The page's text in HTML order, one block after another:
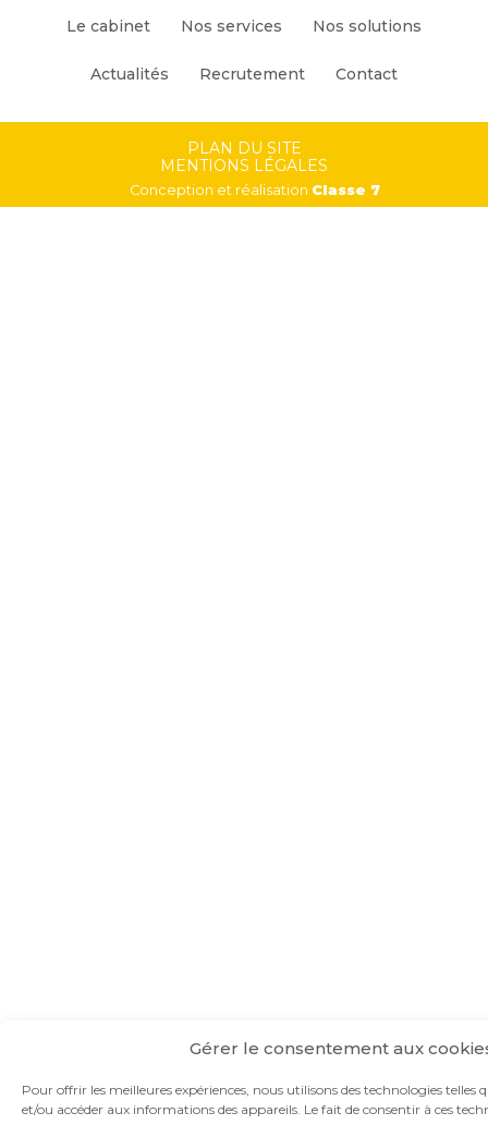
Gérer le consentement aux
Pour offrir les meilleures expériences, nous utilisons des technologies telles
et/ou accéder aux informations des appareils. Le fait de consentir à ces
FooterLe cabinet Nos services Nos solutions
Actualités Recrutement Contact
PLAN DU SITE
MENTIONS LÉGALES
Conception et réalisation Classe 7